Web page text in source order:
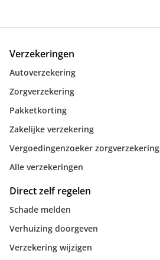
Verzekeringen
Autoverzekering
Zorgverzekering
Pakketkorting
Zakelijke verzekering
Vergoedingenzoeker zorgverzekering
Alle verzekeringen
Direct zelf regelen
Schade melden
Verhuizing doorgeven
Verzekering wijzigen